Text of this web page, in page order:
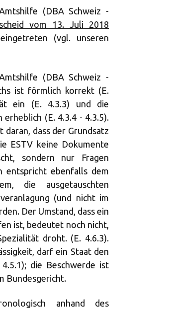
(DBA Schweiz -
vom 13. Juli 2018
(vgl. unseren
(DBA Schweiz -
ist förmlich korrekt (E.
ein (E. 4.3.3) und die
(E. 4.3.4 - 4.3.5).
daran, dass der Grundsatz
ESTV keine Dokumente
sondern nur Fragen
entspricht ebenfalls dem
die ausgetauschten
(und nicht im
Der Umstand, dass ein
ist, bedeutet noch nicht,
droht. (E. 4.6.3).
darf ein Staat den
die Beschwerde ist
Bundesgericht.
anhand des